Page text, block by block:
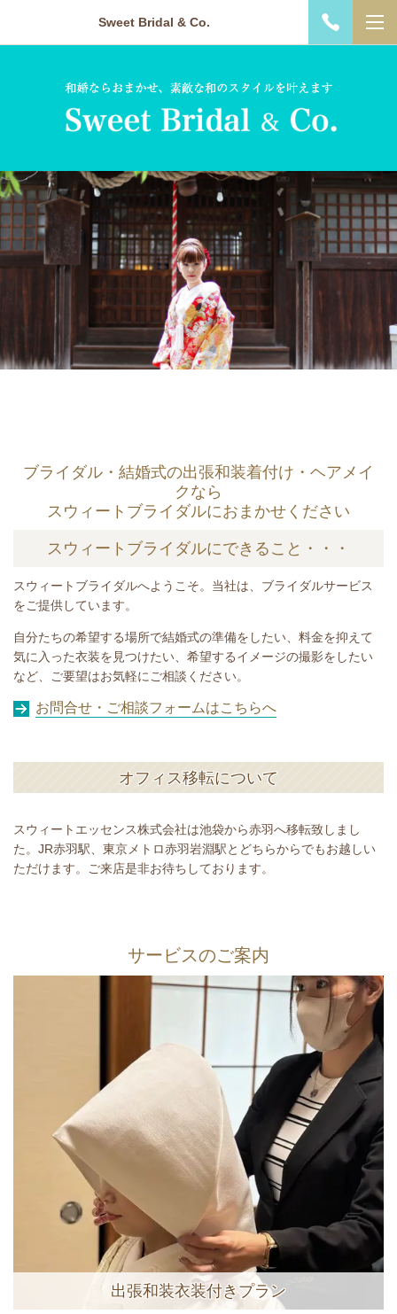
Sweet Bridal & Co.
ブライダル・結婚式の出張和装着付け・ヘアメイ
クなら
スウィートブライダルにおまかせください
スウィートブライダルにできること・・・
スウィートブライダルへようこそ。当社は、ブライダルサービス
をご提供しています。
自分たちの希望する場所で結婚式の準備をしたい、料金を抑えて
気に入った衣装を見つけたい、希望するイメージの撮影をしたい
など、ご要望はお気軽にご相談ください。
お問合せ・ご相談フォームはこちらへ
オフィス移転について
スウィートエッセンス株式会社は池袋から赤羽へ移転致しまし
た。JR赤羽駅、東京メトロ赤羽岩淵駅とどちらからでもお越しい
ただけます。ご来店是非お待ちしております。
サービスのご案内
出張和装衣装付きプラン